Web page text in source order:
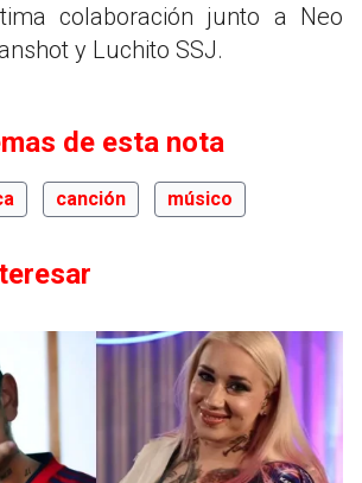
colaboración junto a Neo
y Luchito SSJ.
de esta nota
canción músico